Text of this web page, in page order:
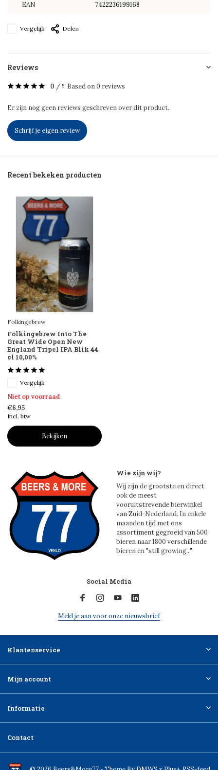
EAN 7422236199168
Vergelijk Delen
Reviews
0 / 5 Based on 0 reviews
Er zijn nog geen reviews geschreven over dit product..
Schrijf je eigen review
Recent bekeken producten
Folkingebrew
Folkingebrew Into The
Great Wide Open New
England Tripel IPA Blik 44
cl 10,00%
Vergelijk
Niet op voorraad
€6,95
Incl. btw
Bekijken
Wie zijn wij?
Wij zijn de grootste en direct
ook de meest
vooruitstrevende bierwinkel
van Zuid-Nederland. In enkele
maanden tijd met ons
assortiment gegroeid van 500
bieren naar 1800 verschillende
bieren en "still growing..."
Social Media
Meld je aan voor onze nieuwsbrief
Klantenservice
Mijn account
Informatie
Contact